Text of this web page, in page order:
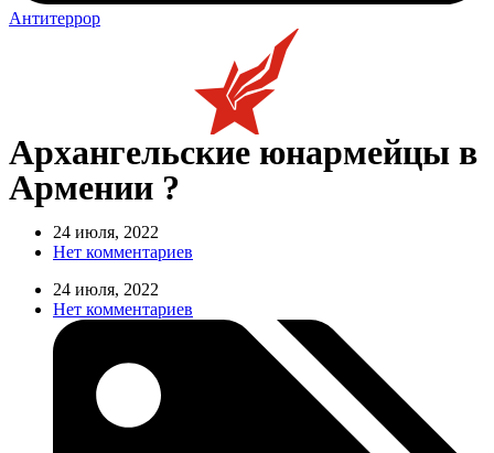
Антитеррор
Архангельские юнармейцы в
Армении ?
24 июля, 2022
Нет комментариев
24 июля, 2022
Нет комментариев